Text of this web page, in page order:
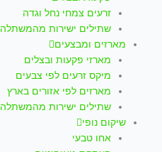
זרעים צמחי נחל וגדה
שתילים ישירות מהמשתלה
מארזים ומבצעים
מארזי פקעות ובצלים
מיקס זרעים לפי צבעים
מארזים לפי אזורים בארץ
שתילים ישירות מהמשתלה
שיקום נופי
אחו טבעי